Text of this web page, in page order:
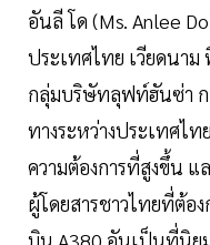
อันลี โด (Ms. Anlee
ประเทศไทย เวียดนา
กลุ่มบริษัทลุฟท์ฮันซ่า ก
ทางระหว่างประเทศไ
ความต้องการที่สูงขึ้น แ
ผู้โดยสารชาวไทยที่ต้อ